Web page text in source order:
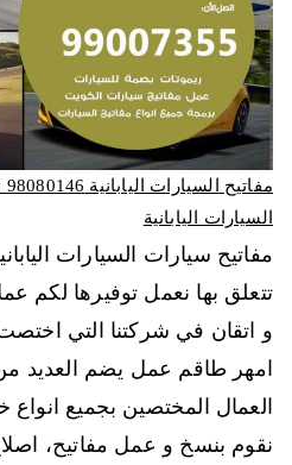
السيارات اليابانية
مفاتيح سيارات السيارات
تتعلق بها نعمل توفيرها لكم
و اتقان في شركتنا التي
امهر طاقم عمل يضم العديد
العمال المختصين بجميع
نقوم بنسخ و عمل مفاتيح،